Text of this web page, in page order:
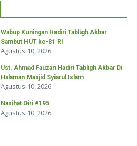
Wabup Kuningan Hadiri Tabligh Akbar
Sambut HUT ke-81 RI
Agustus 10, 2026
Ust. Ahmad Fauzan Hadiri Tabligh Akbar Di
Halaman Masjid Syiarul Islam
Agustus 10, 2026
Nasihat Diri #195
Agustus 10, 2026